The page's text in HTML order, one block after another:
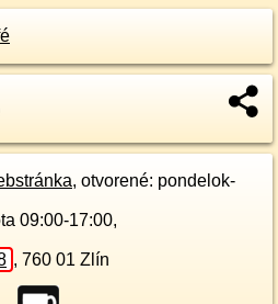
, otvorené: pondelok-
09:00-17:00,
, 760 01 Zlín